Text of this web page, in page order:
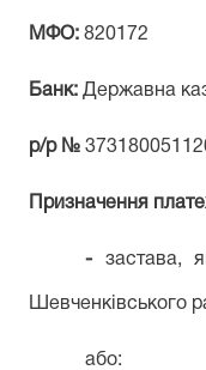
МФО: 820172
Банк: Державна
р/р №
Призначення
- застава,
Шевченківського
або: